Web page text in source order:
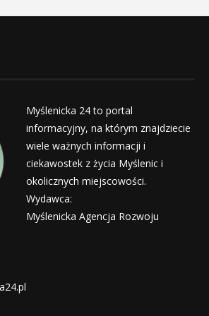
Myślenicka 24 to portal
informacyjny, na którym znajdziecie
wiele ważnych informacji i
ciekawostek z życia Myślenic i
okolicznych miejscowości.
Wydawca:
Myślenicka Agencja Rozwoju